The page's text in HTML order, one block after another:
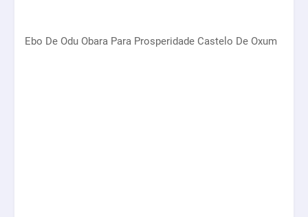
Ebo De Odu Obara Para Prosperidade Castelo De Oxum